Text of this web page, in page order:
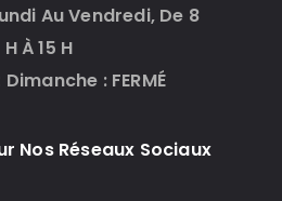
Au Vendredi, De 8
H À 15 H
: FERMÉ
Nos Réseaux Sociaux